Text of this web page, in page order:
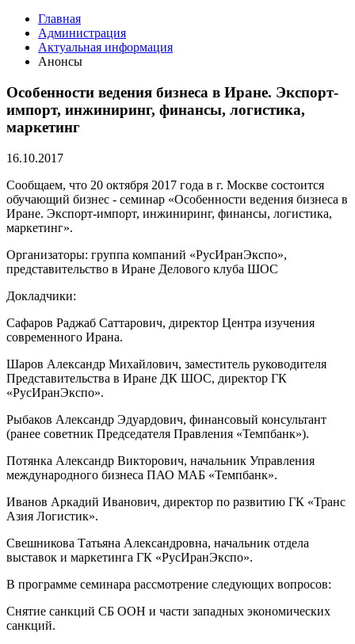
Главная
Администрация
Актуальная информация
Анонсы
Особенности ведения бизнеса в Иране. Экспорт-
импорт, инжиниринг, финансы, логистика,
маркетинг
16.10.2017
Сообщаем, что 20 октября 2017 года в г. Москве состоится
обучающий бизнес - семинар «Особенности ведения бизнеса в
Иране. Экспорт-импорт, инжиниринг, финансы, логистика,
маркетинг».
Организаторы: группа компаний «РусИранЭкспо»,
представительство в Иране Делового клуба ШОС
Докладчики:
Сафаров Раджаб Саттарович, директор Центра изучения
современного Ирана.
Шаров Александр Михайлович, заместитель руководителя
Представительства в Иране ДК ШОС, директор ГК
«РусИранЭкспо».
Рыбаков Александр Эдуардович, финансовый консультант
(ранее советник Председателя Правления «Темпбанк»).
Потянка Александр Викторович, начальник Управления
международного бизнеса ПАО МАБ «Темпбанк».
Иванов Аркадий Иванович, директор по развитию ГК «Транс
Азия Логистик».
Свешникова Татьяна Александровна, начальник отдела
выставок и маркетинга ГК «РусИранЭкспо».
В программе семинара рассмотрение следующих вопросов:
Снятие санкций СБ ООН и части западных экономических
санкций.